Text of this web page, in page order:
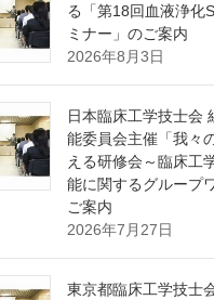
る「第18回血液浄化
ミナー」のご案内
2026年8月3日
日本臨床工学技士会
能委員会主催「我々
える研修会～臨床工
能に関するグループ
ご案内
2026年7月27日
東京都臨床工学技